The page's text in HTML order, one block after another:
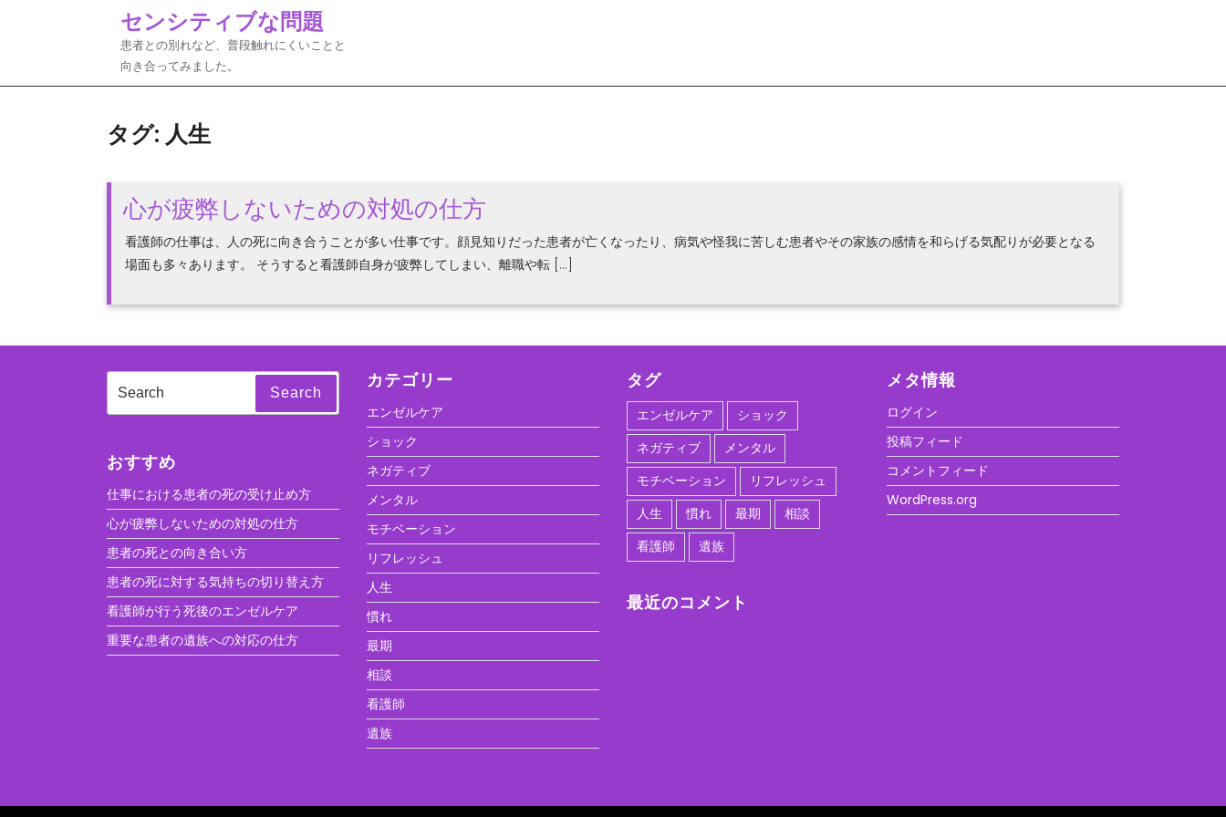
センシティブな問題
患者との別れなど、普段触れにくいことと
向き合ってみました。
タグ: 人生
心が疲弊しないための対処の仕方
看護師の仕事は、人の死に向き合うことが多い仕事です。顔見知りだった患者が亡くなったり、病気や怪我に苦しむ患者やその家族の感情を和らげる気配りが必要となる
場面も多々あります。 そうすると看護師自身が疲弊してしまい、離職や転 […]
for:
Search
おすすめ
仕事における患者の死の受け止め方
心が疲弊しないための対処の仕方
患者の死との向き合い方
患者の死に対する気持ちの切り替え方
看護師が行う死後のエンゼルケア
重要な患者の遺族への対応の仕方
カテゴリー
エンゼルケア
ショック
ネガティブ
メンタル
モチベーション
リフレッシュ
人生
慣れ
最期
相談
看護師
遺族
タグ
エンゼルケア
ショック
ネガティブ
メンタル
モチベーション
リフレッシュ
人生
慣れ 最期
相談
看護師
遺族
最近のコメント
メタ情報
ログイン
投稿フィード
コメントフィード
WordPress.org